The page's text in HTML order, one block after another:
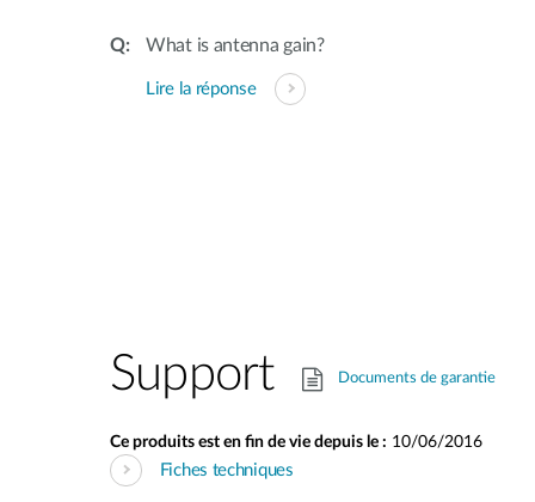
What is antenna gain?
Lire la réponse
Support Documents de garantie
Ce produits est en fin de vie depuis le : 10/06/2016
Fiches techniques